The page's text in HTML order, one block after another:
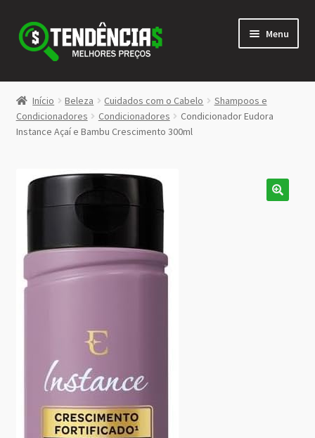
Pular
para
navegação
Pular
para
conteúdo
Menu
LOJA
<>
Início Beleza Cuidados com o Cabelo
Shampoos e
Condicionadores
Condicionadores
Condicionador Eudora
Instance Açaí e Bambu Crescimento 300ml